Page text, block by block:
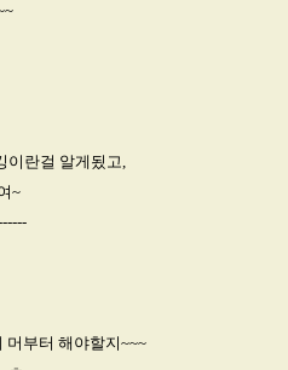
이란걸 알게됬고,
~
머부터 해야할지~~~